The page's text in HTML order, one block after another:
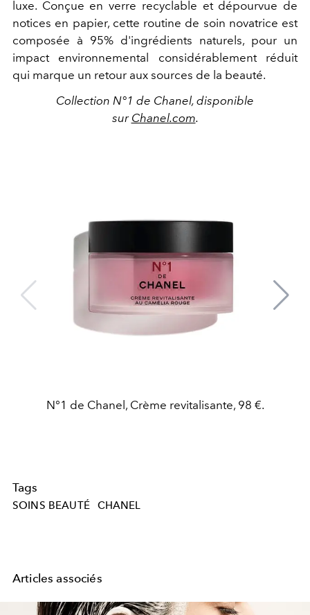
luxe. Conçue en verre recyclable et dépourvue de
notices en papier, cette routine de soin novatrice est
composée à 95% d'ingrédients naturels, pour un
impact environnemental considérablement réduit
qui marque un retour aux sources de la beauté.
Collection N°1 de Chanel, disponible
sur Chanel.com.
N°1 de Chanel, Crème revitalisante, 98 €.
Tags
SOINS BEAUTÉ CHANEL
Articles associés